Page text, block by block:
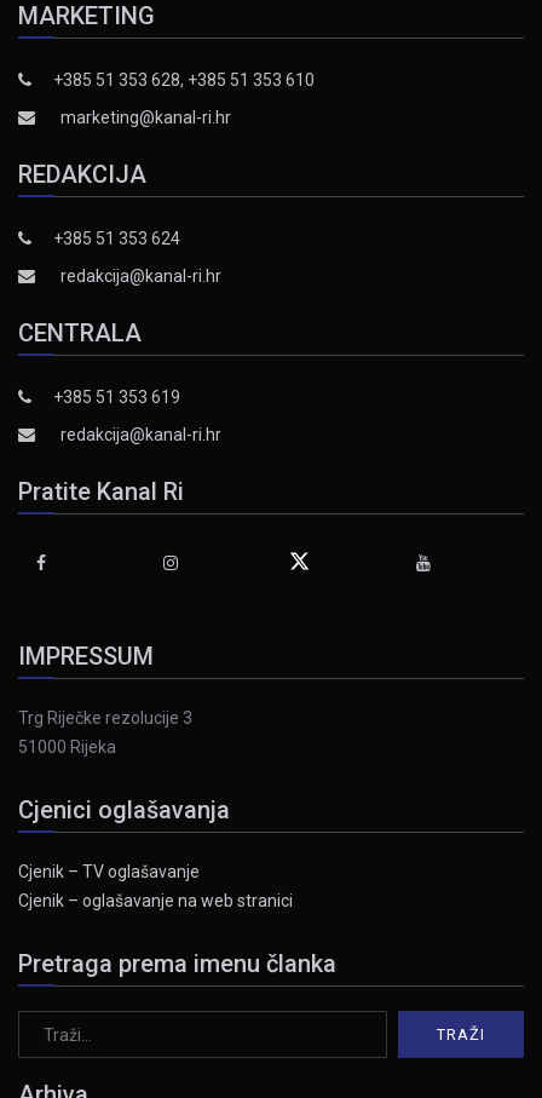
MARKETING
+385 51 353 628, +385 51 353 610
marketing@kanal-ri.hr
REDAKCIJA
+385 51 353 624
redakcija@kanal-ri.hr
CENTRALA
+385 51 353 619
redakcija@kanal-ri.hr
Pratite Kanal Ri
IMPRESSUM
Trg Riječke rezolucije 3
51000 Rijeka
Cjenici oglašavanja
Cjenik – TV oglašavanje
Cjenik – oglašavanje na web stranici
Pretraga prema imenu članka